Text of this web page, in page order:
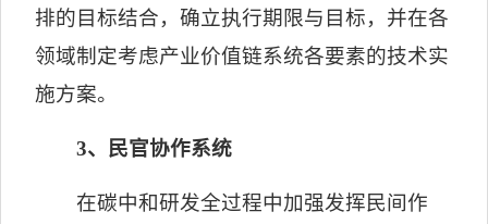
排的目标结合，确立执行期限与目标，并在各
领域制定考虑产业价值链系统各要素的技术实
施方案。
3、民官协作系统
在碳中和研发全过程中加强发挥民间作